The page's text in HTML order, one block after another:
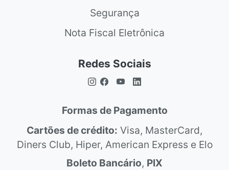
Segurança
Nota Fiscal Eletrônica
Redes Sociais
Formas de Pagamento
Cartões de crédito: Visa, MasterCard,
Diners Club, Hiper, American Express e Elo
Boleto Bancário, PIX